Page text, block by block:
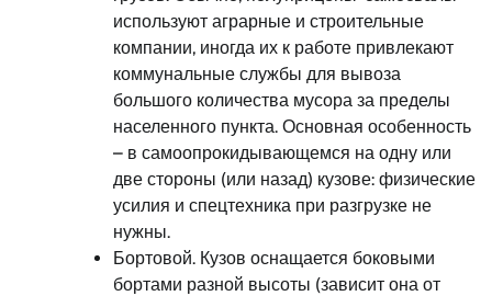
используют аграрные и строительные
компании, иногда их к работе привлекают
коммунальные службы для вывоза
большого количества мусора за пределы
населенного пункта. Основная особенность
– в самоопрокидывающемся на одну или
две стороны (или назад) кузове: физические
усилия и спецтехника при разгрузке не
нужны.
Бортовой. Кузов оснащается боковыми
бортами разной высоты (зависит она от